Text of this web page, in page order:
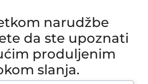
narudžbe
da ste upoznati
produljenim
slanja.